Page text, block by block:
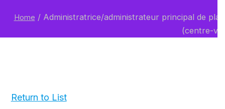
Home /Administratrice/administrateur principal de
(centre-
Return to List